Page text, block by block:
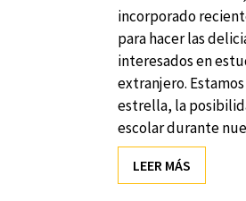
incorporado
para hacer las
interesados en
extranjero.
estrella, la
escolar durante
LEER MÁS